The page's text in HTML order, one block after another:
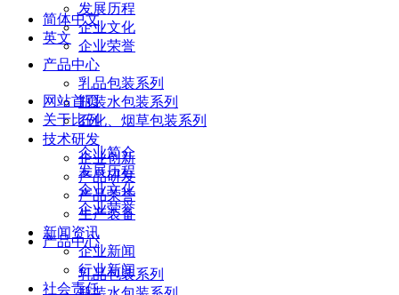
发展历程
企业文化
企业荣誉
产品中心
乳品包装系列
瓶装水包装系列
石化、烟草包装系列
技术研发
企业创新
产品研发
产品荣誉
生产装备
新闻资讯
企业新闻
行业新闻
社会责任
简体中文
英文
网站首页
关于比例
企业简介
发展历程
企业文化
企业荣誉
产品中心
乳品包装系列